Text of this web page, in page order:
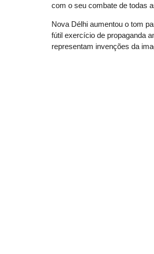
com o seu combate de todas
Nova Délhi aumentou o tom
fútil exercício de propaganda
representam invenções da